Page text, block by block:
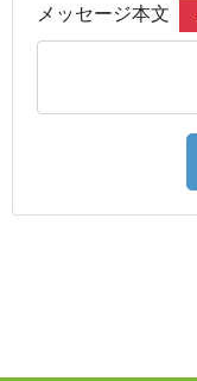
メッセージ本文